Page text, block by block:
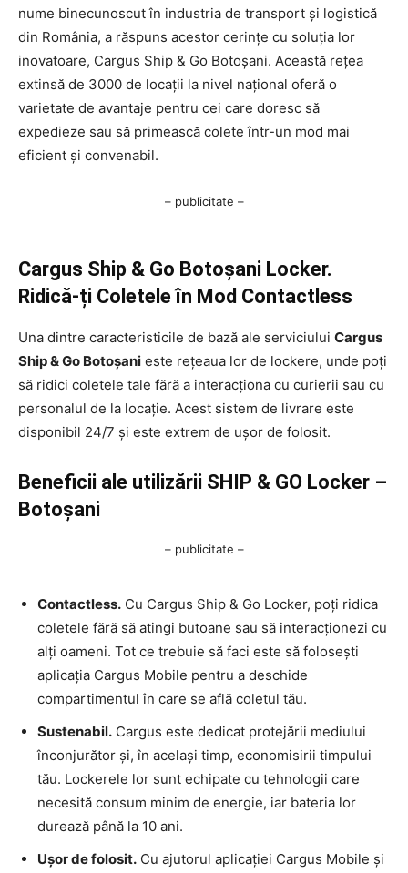
nume binecunoscut în industria de transport și logistică
din România, a răspuns acestor cerințe cu soluția lor
inovatoare, Cargus Ship & Go Botoșani. Această rețea
extinsă de 3000 de locații la nivel național oferă o
varietate de avantaje pentru cei care doresc să
expedieze sau să primească colete într-un mod mai
eficient și convenabil.
– publicitate –
Cargus Ship & Go Botoșani Locker.
Ridică-ți Coletele în Mod Contactless
Una dintre caracteristicile de bază ale serviciului Cargus
Ship & Go Botoșani este rețeaua lor de lockere, unde poți
să ridici coletele tale fără a interacționa cu curierii sau cu
personalul de la locație. Acest sistem de livrare este
disponibil 24/7 și este extrem de ușor de folosit.
Beneficii ale utilizării SHIP & GO Locker –
Botoșani
– publicitate –
Contactless. Cu Cargus Ship & Go Locker, poți ridica
coletele fără să atingi butoane sau să interacționezi cu
alți oameni. Tot ce trebuie să faci este să folosești
aplicația Cargus Mobile pentru a deschide
compartimentul în care se află coletul tău.
Sustenabil. Cargus este dedicat protejării mediului
înconjurător și, în același timp, economisirii timpului
tău. Lockerele lor sunt echipate cu tehnologii care
necesită consum minim de energie, iar bateria lor
durează până la 10 ani.
Ușor de folosit. Cu ajutorul aplicației Cargus Mobile și